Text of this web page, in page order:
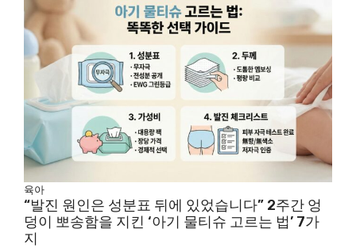
육아
“발진 원인은 성분표 뒤에 있었습니다” 2주간 엉
덩이 뽀송함을 지킨 ‘아기 물티슈 고르는 법’ 7가
지